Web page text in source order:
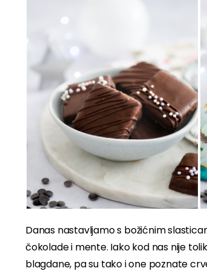
Danas nastavljamo s božićnim
čokolade i mente. Iako kod nas nije
blagdane, pa su tako i one poznate